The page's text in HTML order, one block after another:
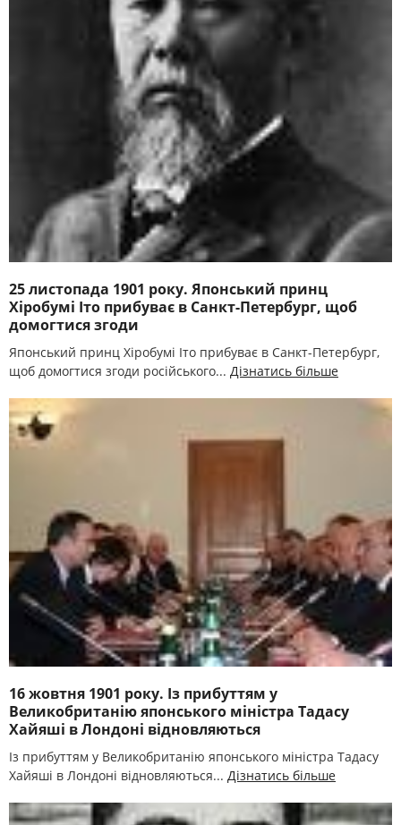
25 листопада 1901 року. Японський принц
Хіробумі Іто прибуває в Санкт-Петербург, щоб
домогтися згоди
Японський принц Хіробумі Іто прибуває в Санкт-Петербург,
щоб домогтися згоди російського... Дізнатись більше
16 жовтня 1901 року. Із прибуттям у
Великобританію японського міністра Тадасу
Хайяші в Лондоні відновляються
Із прибуттям у Великобританію японського міністра Тадасу
Хайяші в Лондоні відновляються... Дізнатись більше